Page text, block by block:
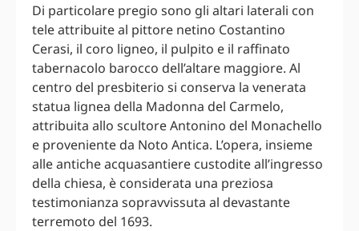
Di particolare pregio sono gli altari laterali con
tele attribuite al pittore netino Costantino
Cerasi, il coro ligneo, il pulpito e il raffinato
tabernacolo barocco dell’altare maggiore. Al
centro del presbiterio si conserva la venerata
statua lignea della Madonna del Carmelo,
attribuita allo scultore Antonino del Monachello
e proveniente da Noto Antica. L’opera, insieme
alle antiche acquasantiere custodite all’ingresso
della chiesa, è considerata una preziosa
testimonianza sopravvissuta al devastante
terremoto del 1693.